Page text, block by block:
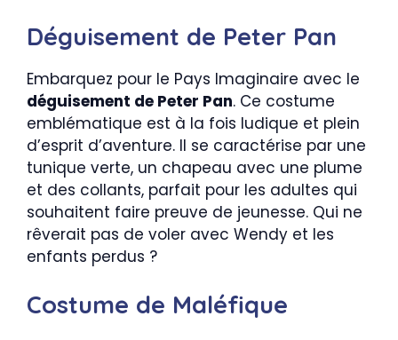
Déguisement de Peter Pan
Embarquez pour le Pays Imaginaire avec le
déguisement de Peter Pan. Ce costume
emblématique est à la fois ludique et plein
d’esprit d’aventure. Il se caractérise par une
tunique verte, un chapeau avec une plume
et des collants, parfait pour les adultes qui
souhaitent faire preuve de jeunesse. Qui ne
rêverait pas de voler avec Wendy et les
enfants perdus ?
Costume de Maléfique